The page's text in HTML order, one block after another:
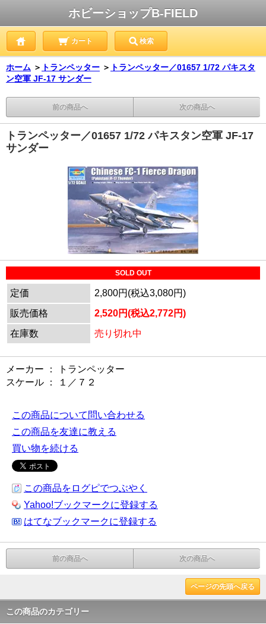
ホビーショップB-FIELD
カート 検索
ホーム ＞ トランペッター ＞ トランペッター／01657 1/72 パキスタ
ン空軍 JF-17 サンダー
前の商品へ 次の商品へ
トランペッター／01657 1/72 パキスタン空軍 JF-17
サンダー
SOLD OUT
定価
2,800円(税込3,080円)
販売価格
2,520円(税込2,772円)
在庫数
売り切れ中
メーカー ： トランペッター
スケール ： １／７２
この商品について問い合わせる
この商品を友達に教える
買い物を続ける
この商品をログピでつぶやく
Yahoo!ブックマークに登録する
はてなブックマークに登録する
前の商品へ 次の商品へ
ページの先頭へ戻る
この商品のカテゴリー